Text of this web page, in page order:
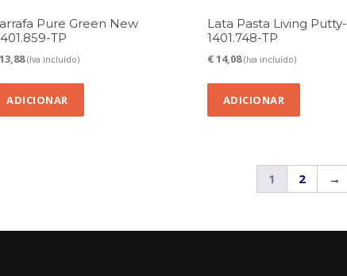
Pure Green New
TP
13,88 (Iva incluído)
ADICIONAR
Lata Pasta Living Putty-
1401.748-TP
€14,08 (Iva incluído)
ADICIONAR
1 2 →